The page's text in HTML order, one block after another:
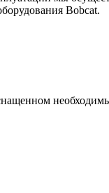
Bobcat.